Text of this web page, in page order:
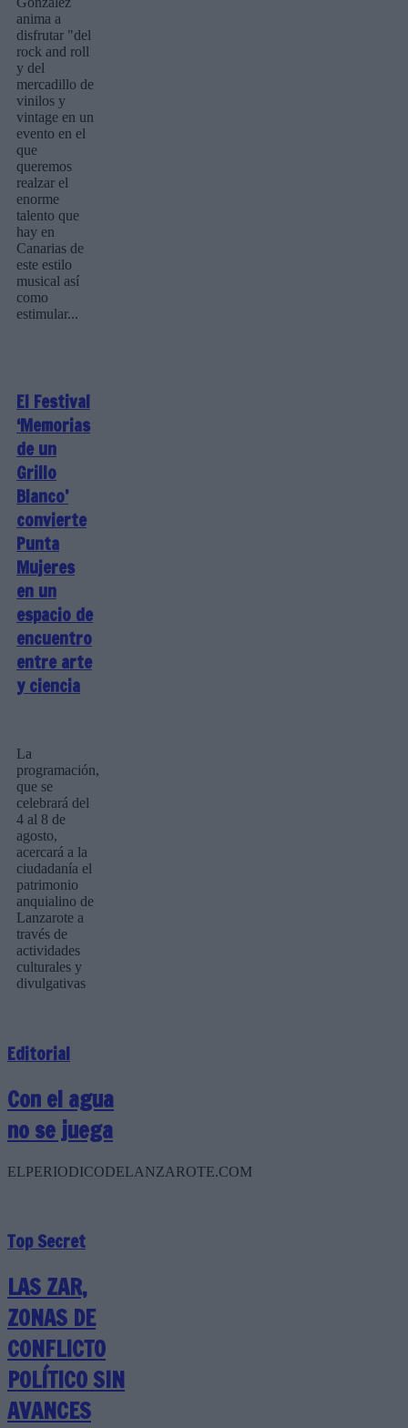
anima a
disfrutar "del
rock and roll
y del
mercadillo de
vinilos y
vintage en un
evento en el
que
queremos
realzar el
enorme
talento que
hay en
Canarias de
este estilo
musical así
como
estimular...
El Festival
‘Memorias
de un
Grillo
Blanco’
convierte
Punta
Mujeres
en un
espacio de
encuentro
entre arte
y ciencia
La
programación,
que se
celebrará del
4 al 8 de
agosto,
acercará a la
ciudadanía el
patrimonio
anquialino de
Lanzarote a
través de
actividades
culturales y
divulgativas
Editorial
Con el agua
no se juega
ELPERIODICODELANZAROTE.COM
Top Secret
LAS ZAR,
ZONAS DE
CONFLICTO
POLÍTICO SIN
AVANCES